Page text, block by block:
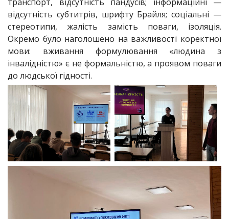
відсутність субтитрів, шрифту Брайля; соціальні —
стереотипи, жалість замість поваги, ізоляція.
Окремо було наголошено на важливості коректної
мови: вживання формулювання «людина з
інвалідністю» є не формальністю, а проявом поваги
до людської гідності.